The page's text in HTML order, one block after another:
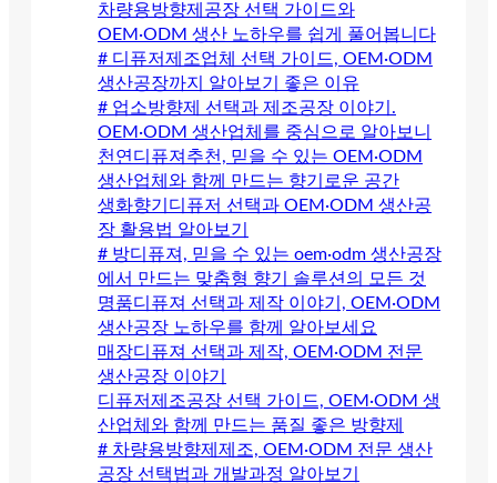
차량용방향제공장 선택 가이드와
OEM·ODM 생산 노하우를 쉽게 풀어봅니다
# 디퓨저제조업체 선택 가이드, OEM·ODM
생산공장까지 알아보기 좋은 이유
# 업소방향제 선택과 제조공장 이야기.
OEM·ODM 생산업체를 중심으로 알아보니
천연디퓨져추천, 믿을 수 있는 OEM·ODM
생산업체와 함께 만드는 향기로운 공간
생화향기디퓨저 선택과 OEM·ODM 생산공
장 활용법 알아보기
# 방디퓨져, 믿을 수 있는 oem·odm 생산공장
에서 만드는 맞춤형 향기 솔루션의 모든 것
명품디퓨져 선택과 제작 이야기, OEM·ODM
생산공장 노하우를 함께 알아보세요
매장디퓨져 선택과 제작, OEM·ODM 전문
생산공장 이야기
디퓨저제조공장 선택 가이드, OEM·ODM 생
산업체와 함께 만드는 품질 좋은 방향제
# 차량용방향제제조, OEM·ODM 전문 생산
공장 선택법과 개발과정 알아보기